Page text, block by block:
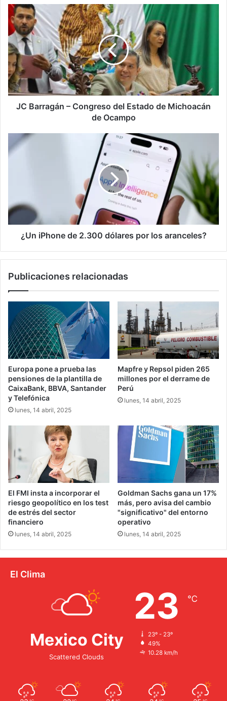
JC
Barragán
–
Congreso
del
Estado
de
Michoacán
de
Ocampo
JC Barragán – Congreso del Estado de Michoacán
de Ocampo
iPhone
los
aranceles?
¿Un iPhone de 2.300 dólares por los aranceles?
Publicaciones relacionadas
Europa pone a prueba las
pensiones de la plantilla de
CaixaBank, BBVA, Santander
y Telefónica
lunes, 14 abril, 2025
Mapfre y Repsol piden 265
millones por el derrame de
Perú
lunes, 14 abril, 2025
El FMI insta a incorporar el
riesgo geopolítico en los test
de estrés del sector
financiero
lunes, 14 abril, 2025
Goldman Sachs gana un 17%
más, pero avisa del cambio
"significativo" del entorno
operativo
lunes, 14 abril, 2025
El Clima
Mexico City
Scattered Clouds
23 ℃
23º - 23º
49%
10.28 km/h